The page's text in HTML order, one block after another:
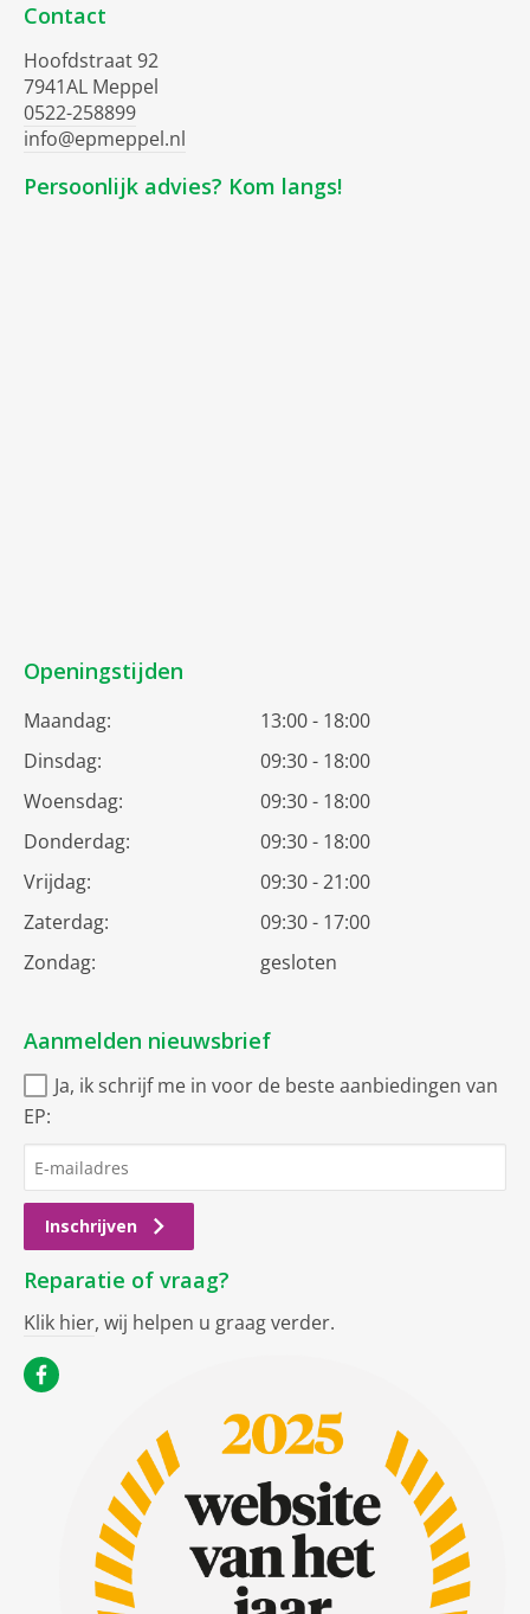
Contact
Hoofdstraat 92
7941AL Meppel
0522-258899
info@epmeppel.nl
Persoonlijk advies? Kom langs!
Openingstijden
Maandag:
13:00 - 18:00
Dinsdag:
09:30 - 18:00
Woensdag:
09:30 - 18:00
Donderdag:
09:30 - 18:00
Vrijdag:
09:30 - 21:00
Zaterdag:
09:30 - 17:00
Zondag:
gesloten
Aanmelden nieuwsbrief
Ja, ik schrijf me in voor de beste aanbiedingen van
EP:
Inschrijven
Reparatie of vraag?
Klik hier, wij helpen u graag verder.